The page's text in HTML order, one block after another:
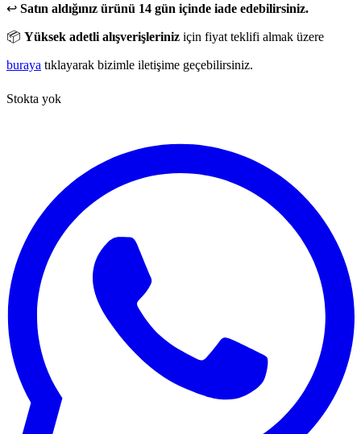
↩️ Satın aldığınız ürünü 14 gün içinde iade edebilirsiniz.
📦 Yüksek adetli alışverişleriniz için fiyat teklifi almak üzere
buraya tıklayarak bizimle iletişime geçebilirsiniz.
Stokta yok